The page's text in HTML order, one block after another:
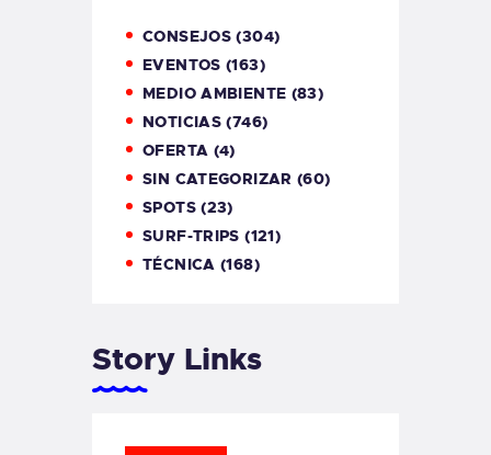
CONSEJOS (304)
EVENTOS (163)
MEDIO AMBIENTE (83)
NOTICIAS (746)
OFERTA (4)
SIN CATEGORIZAR (60)
SPOTS(23)
SURF-TRIPS (121)
TÉCNICA (168)
Story Links